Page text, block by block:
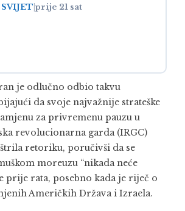
SVIJET prije 21 sat
je odlučno odbio takvu
da svoje najvažnije strateške
za privremenu pauzu u
revolucionarna garda (IRGC)
retoriku, poručivši da se
moreuzu “nikada neće
prije rata, posebno kada je riječ o
Američkih Država i Izraela.